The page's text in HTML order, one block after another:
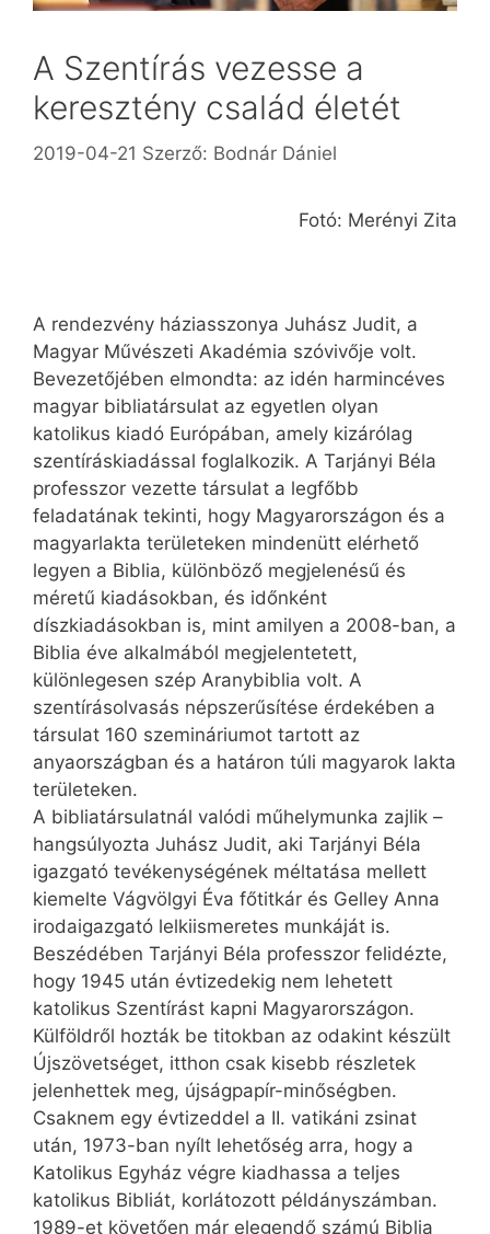
A Szentírás vezesse a
keresztény család életét
2019-04-21 Szerző: Bodnár Dániel
Fotó: Merényi Zita
A rendezvény háziasszonya Juhász Judit, a
Magyar Művészeti Akadémia szóvivője volt.
Bevezetőjében elmondta: az idén harmincéves
magyar bibliatársulat az egyetlen olyan
katolikus kiadó Európában, amely kizárólag
szentíráskiadással foglalkozik. A Tarjányi Béla
professzor vezette társulat a legfőbb
feladatának tekinti, hogy Magyarországon és a
magyarlakta területeken mindenütt elérhető
legyen a Biblia, különböző megjelenésű és
méretű kiadásokban, és időnként
díszkiadásokban is, mint amilyen a 2008-ban, a
Biblia éve alkalmából megjelentetett,
különlegesen szép Aranybiblia volt. A
szentírásolvasás népszerűsítése érdekében a
társulat 160 szemináriumot tartott az
anyaországban és a határon túli magyarok lakta
területeken.
A bibliatársulatnál valódi műhelymunka zajlik –
hangsúlyozta Juhász Judit, aki Tarjányi Béla
igazgató tevékenységének méltatása mellett
kiemelte Vágvölgyi Éva főtitkár és Gelley Anna
irodaigazgató lelkiismeretes munkáját is.
Beszédében Tarjányi Béla professzor felidézte,
hogy 1945 után évtizedekig nem lehetett
katolikus Szentírást kapni Magyarországon.
Külföldről hozták be titokban az odakint készült
Újszövetséget, itthon csak kisebb részletek
jelenhettek meg, újságpapír-minőségben.
Csaknem egy évtizeddel a II. vatikáni zsinat
után, 1973-ban nyílt lehetőség arra, hogy a
Katolikus Egyház végre kiadhassa a teljes
katolikus Bibliát, korlátozott példányszámban.
1989-et követően már elegendő számú Biblia